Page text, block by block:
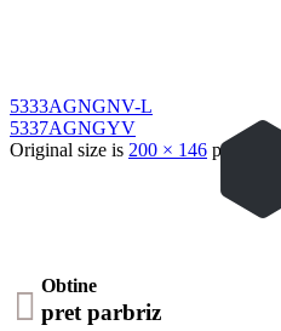
5333AGNGNV-L
5337AGNGYV
Original size is 200 × 146 pixels
 Obtine
pret parbriz